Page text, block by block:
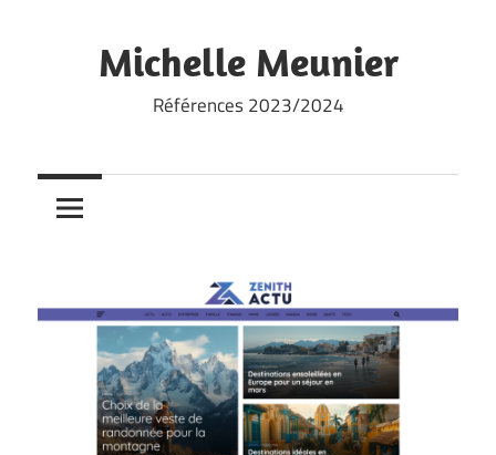
Michelle Meunier
Références 2023/2024